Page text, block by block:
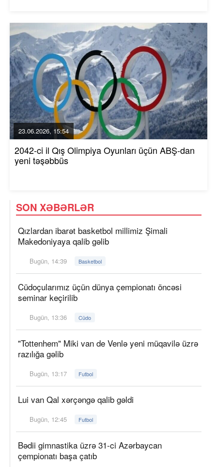
23.06.2026, 15:54
2042-ci il Qış Olimpiya Oyunları üçün ABŞ-dan
yeni təşəbbüs
SON XƏBƏRLƏR
Qızlardan ibarət basketbol millimiz Şimali
Makedoniyaya qalib gəlib
Bugün, 14:39 Basketbol
Cüdoçularımız üçün dünya çempionatı öncəsi
seminar keçirilib
Bugün, 13:36 Cüdo
"Tottenhem" Miki van de Venlə yeni müqavilə üzrə
razılığa gəlib
Bugün, 13:17 Futbol
Lui van Qal xərçəngə qalib gəldi
Bugün, 12:45 Futbol
Bədii gimnastika üzrə 31-ci Azərbaycan
çempionatı başa çatıb